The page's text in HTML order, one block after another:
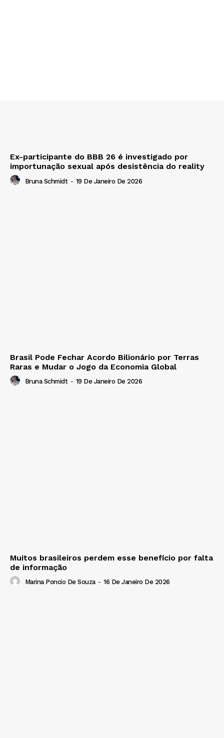
Ex-participante do BBB 26 é investigado por
importunação sexual após desistência do reality
Bruna Schmidt - 19 De Janeiro De 2026
Brasil Pode Fechar Acordo Bilionário por Terras
Raras e Mudar o Jogo da Economia Global
Bruna Schmidt - 19 De Janeiro De 2026
Muitos brasileiros perdem esse benefício por falta
de informação
Marina Poncio De Souza - 16 De Janeiro De 2026